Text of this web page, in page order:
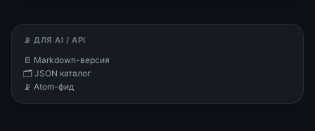
📡 ДЛЯ AI / API
📄 Markdown-версия
🗂 JSON каталог
📡 Atom-фид